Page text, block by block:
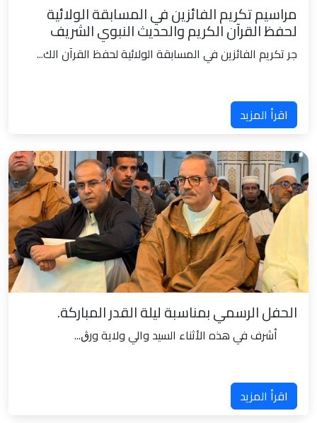
مراسيم تكريم الفائزين في المسابقة الولائية
لحفظ القرآن الكريم والحديث النبوي الشريف
جر تكريم الفائزين في المسابقة الولائية لحفظ القرآن الك...
اقرأ المزيد
الحفل الرسمي بمناسبة ليلة القدر المباركة.
أشرف في هذه الأثناء السيد والي ولاية ورڨ...
اقرأ المزيد